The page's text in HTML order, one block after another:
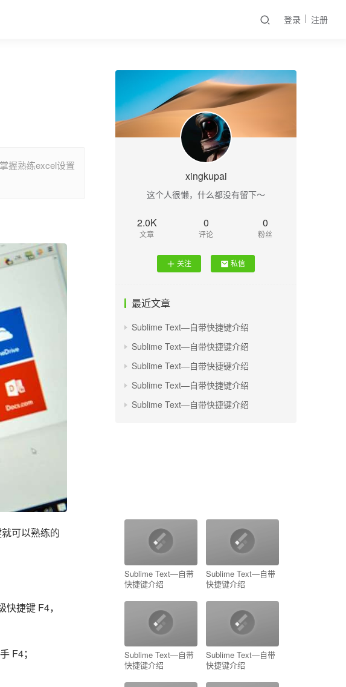
登录 注册
握熟练excel设置
可以熟练的
捷键 F4，
F4；
xingkupai
这个人很懒，什么都没有留下～
2.0K
文章
0
评论
0
粉丝
关注 私信
最近文章
Sublime Text—自带快捷键介绍
Sublime Text—自带快捷键介绍
Sublime Text—自带快捷键介绍
Sublime Text—自带快捷键介绍
Sublime Text—自带快捷键介绍
Sublime Text—自带
快捷键介绍
Sublime Text—自带
快捷键介绍
Sublime Text—自带
快捷键介绍
Sublime Text—自带
快捷键介绍